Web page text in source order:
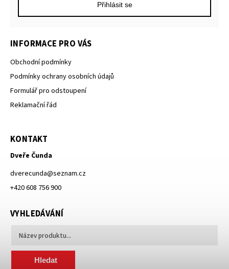
Přihlásit se
INFORMACE PRO VÁS
Obchodní podmínky
Podmínky ochrany osobních údajů
Formulář pro odstoupení
Reklamační řád
KONTAKT
Dveře Čunda
dverecunda@seznam.cz
+420 608 756 900
VYHLEDÁVÁNÍ
Hledat